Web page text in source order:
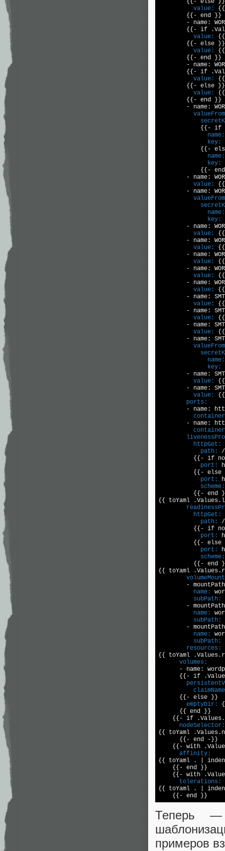
          value:
{{
        {{- end }}
- name:
          value:
{{
          value:
{{
        {{- end }}
- name:
          value:
{{
          value:
{{
        {{- end }}
              name:
              key:
              name:
              key:
{{-
          value:
{{
              name:
              key:
          value:
{{
          value:
{{
          value:
{{
          value:
{{
          value:
{{
          value:
{{
          value:
{{
          value:
{{
              name:
              key:
          value:
{{
          value:
        ports:
          httpGet:
            path:
/
            port:
            port:
            scheme:
{{- end
{{ toYaml
          httpGet:
            path:
/
            port:
            port:
            scheme:
{{- end
{{ toYaml
-
          name:
          subPath:
-
          name:
          subPath:
-
          name:
          subPath:
        resources:
{{ toYaml
      volumes:
- name:
        emptyDir:
      {{ end }}
      nodeSelector:
{{ toYaml
      {{- end -}}
      affinity:
{{ toYaml . |
    {{- end }}
      tolerations:
{{ toYaml . |
Теперь —
примеров